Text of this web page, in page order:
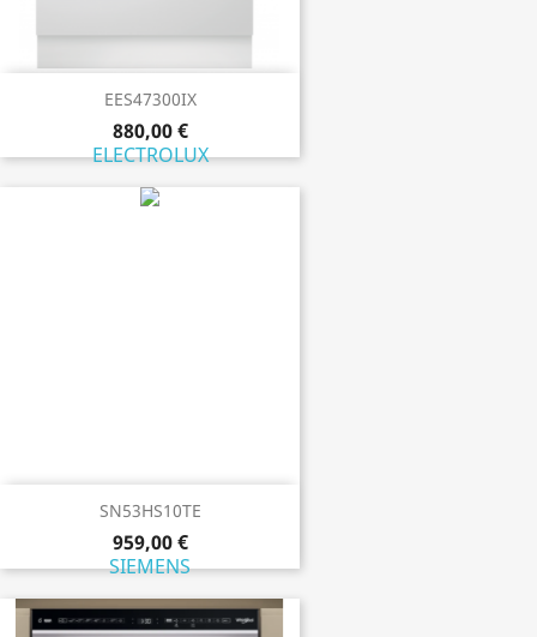
EES47300IX
880,00 €
ELECTROLUX
SN53HS10TE
959,00 €
SIEMENS